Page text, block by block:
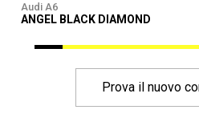
Audi A6
ANGEL BLACK DIAMOND
Prova il nuovo